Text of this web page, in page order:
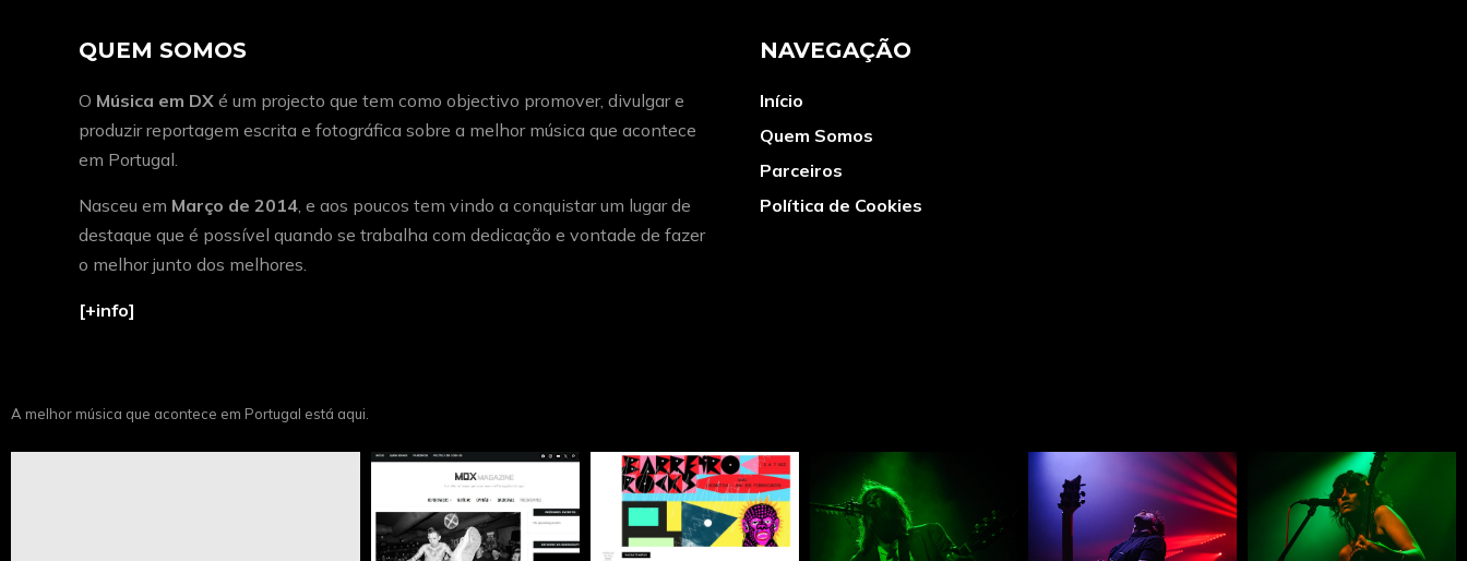
QUEM SOMOS
O Música em DX é um projecto que tem como objectivo promover, divulgar e
produzir reportagem escrita e fotográfica sobre a melhor música que acontece
em Portugal.
Nasceu em Março de 2014, e aos poucos tem vindo a conquistar um lugar de
destaque que é possível quando se trabalha com dedicação e vontade de fazer
o melhor junto dos melhores.
[+info]
NAVEGAÇÃO
Início
Quem Somos
Parceiros
Política de Cookies
A melhor música que acontece em Portugal está aqui.